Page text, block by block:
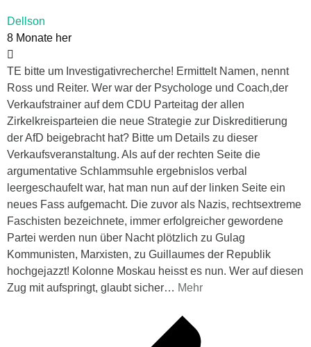
Dellson
8 Monate her
TE bitte um Investigativrecherche! Ermittelt Namen, nennt
Ross und Reiter. Wer war der Psychologe und Coach,der
Verkaufstrainer auf dem CDU Parteitag der allen
Zirkelkreisparteien die neue Strategie zur Diskreditierung
der AfD beigebracht hat? Bitte um Details zu dieser
Verkaufsveranstaltung. Als auf der rechten Seite die
argumentative Schlammsuhle ergebnislos verbal
leergeschaufelt war, hat man nun auf der linken Seite ein
neues Fass aufgemacht. Die zuvor als Nazis, rechtsextreme
Faschisten bezeichnete, immer erfolgreicher gewordene
Partei werden nun über Nacht plötzlich zu Gulag
Kommunisten, Marxisten, zu Guillaumes der Republik
hochgejazzt! Kolonne Moskau heisst es nun. Wer auf diesen
Zug mit aufspringt, glaubt sicher… Mehr